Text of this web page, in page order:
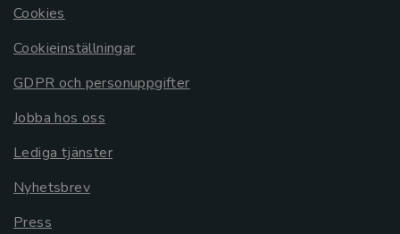
Cookies
Cookieinställningar
GDPR och personuppgifter
Jobba hos oss
Lediga tjänster
Nyhetsbrev
Press